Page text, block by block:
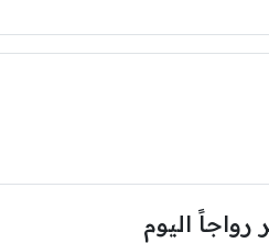
رواجاً اليوم